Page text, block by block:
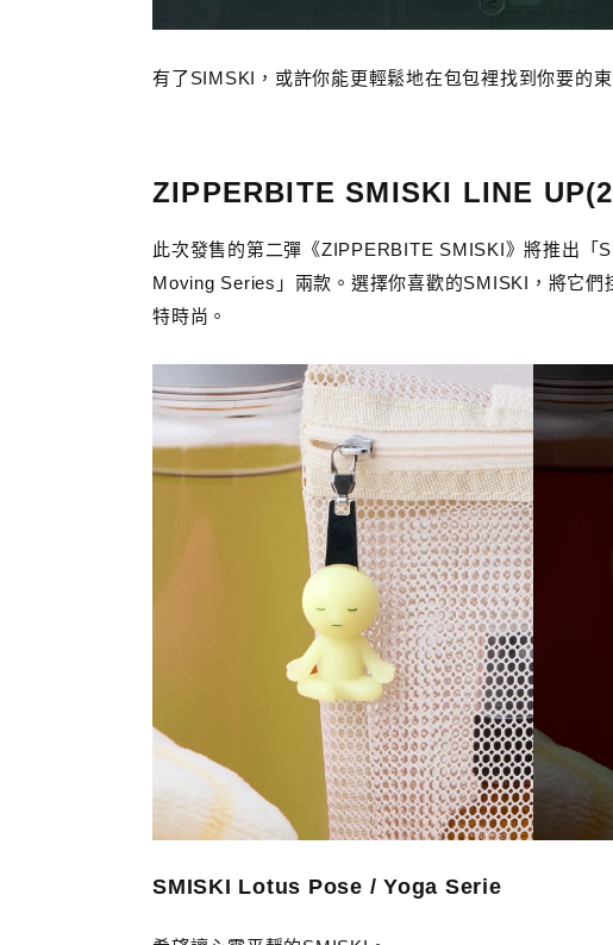
有了SIMSKI，或許你能更輕鬆地在包包裡找到你要的
ZIPPERBITE SMISKI LINE
此次發售的第二彈《ZIPPERBITE SMISKI》將推出「
Moving Series」兩款。選擇你喜歡的SMISKI，將它們
特時尚。
SMISKI Lotus Pose / Yoga Serie